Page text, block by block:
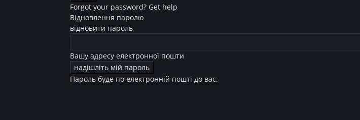
Forgot your password? Get help
Відновлення паролю
відновити пароль
Вашу адресу електронної пошти
Пароль буде по електронній пошті до вас.